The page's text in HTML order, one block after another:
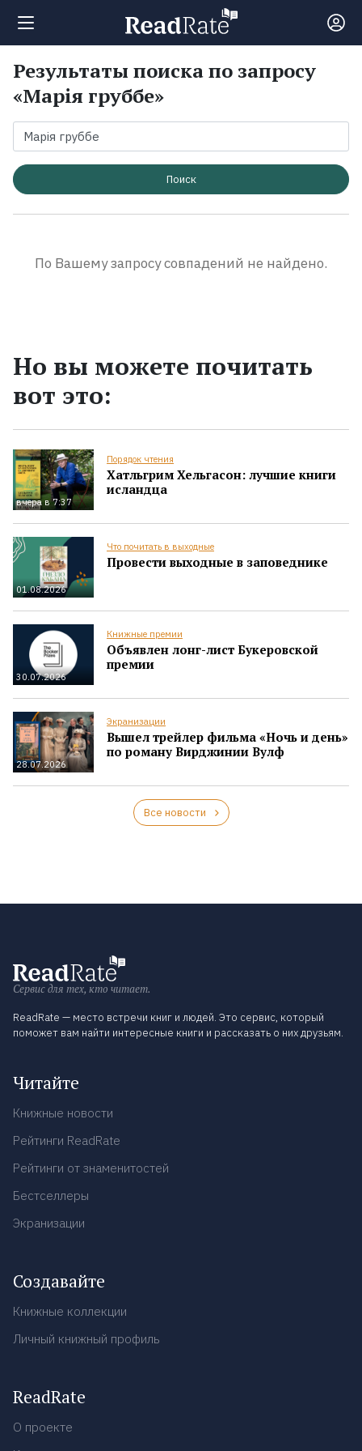
Поиск
Новости
Рейтинги
Результаты поиска по запросу
«Марія груббе»
Поиск
По Вашему запросу совпадений не найдено.
Но вы можете почитать
вот это:
вчера в 7:37
Порядок чтения
Хатльгрим Хельгасон: лучшие книги
исландца
01.08.2026
Что почитать в выходные
Провести выходные в заповеднике
30.07.2026
Книжные премии
Объявлен лонг-лист Букеровской
премии
28.07.2026
Экранизации
Вышел трейлер фильма «Ночь и день»
по роману Вирджинии Вулф
Все новости
Сервис для тех, кто читает.
ReadRate — место встречи книг и людей. Это сервис, который
поможет вам найти интересные книги и рассказать о них друзьям.
Читайте
Книжные новости
Рейтинги ReadRate
Рейтинги от знаменитостей
Бестселлеры
Экранизации
Создавайте
Книжные коллекции
Личный книжный профиль
ReadRate
О проекте